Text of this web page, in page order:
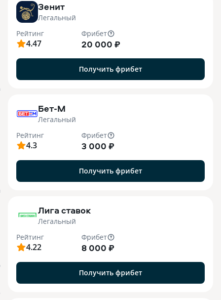
Зенит
Легальный
Рейтинг
4.47
Фрибет
20 000 ₽
Получить фрибет
Бет-М
Легальный
Рейтинг
4.3
Фрибет
3 000 ₽
Получить фрибет
Лига ставок
Легальный
Рейтинг
4.22
Фрибет
8 000 ₽
Получить фрибет